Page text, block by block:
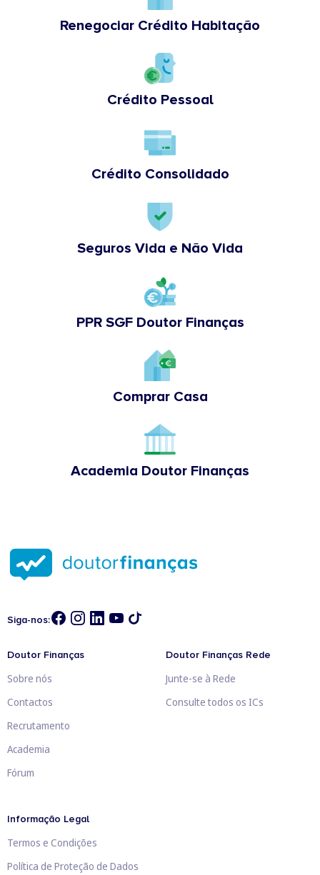
Renegociar Crédito Habitação
Crédito Pessoal
Crédito Consolidado
Seguros Vida e Não Vida
PPR SGF Doutor Finanças
Comprar Casa
Academia Doutor Finanças
Siga-nos:
Doutor Finanças
Sobre nós
Contactos
Recrutamento
Academia
Fórum
Doutor Finanças Rede
Junte-se à Rede
Consulte todos os ICs
Informação Legal
Termos e Condições
Política de Proteção de Dados